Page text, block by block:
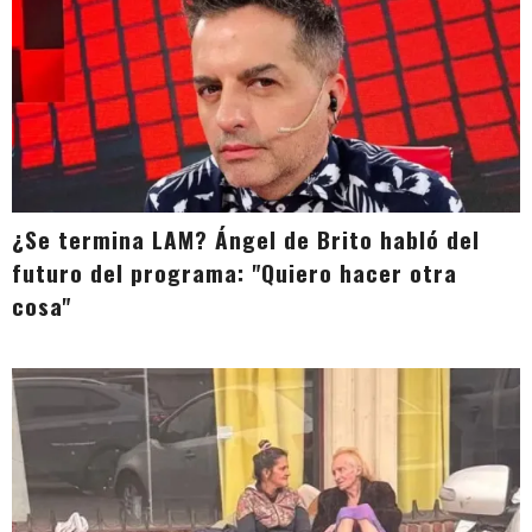
¿Se termina LAM? Ángel de Brito habló del
futuro del programa: "Quiero hacer otra
cosa"